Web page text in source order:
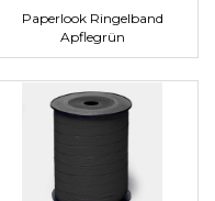
Paperlook Ringelband
Apflegrün